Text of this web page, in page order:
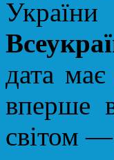
дата
вперше
світом —